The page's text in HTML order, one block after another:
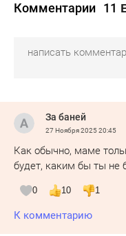
Комментарии 11
За баней
27 Ноября 202520:45
Как обычно, маме
будет, каким бы ты не
0 10 1
К комментарию